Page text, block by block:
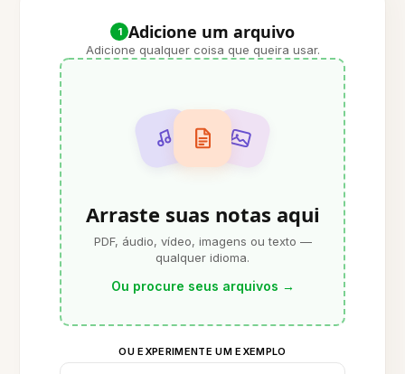
1 Adicione um arquivo
Adicione qualquer coisa que queira usar.
Arraste suas notas aqui
PDF, áudio, vídeo, imagens ou texto —
qualquer idioma.
Ou procure seus arquivos →
OU EXPERIMENTE UM EXEMPLO